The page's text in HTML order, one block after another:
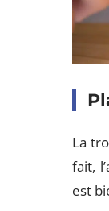
La
fait,
est